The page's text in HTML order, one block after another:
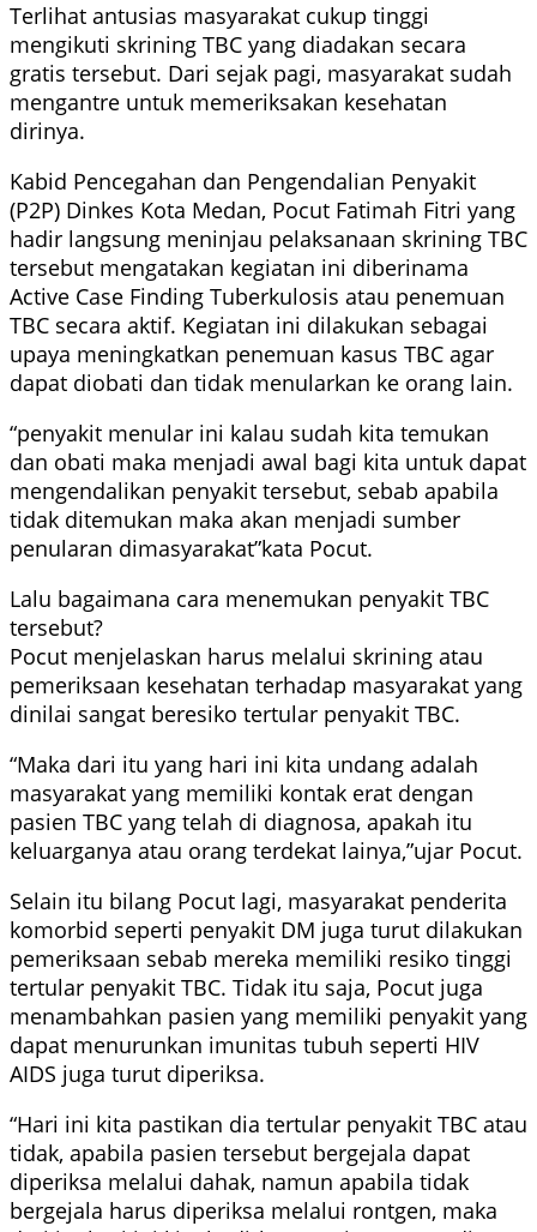
Terlihat antusias masyarakat cukup tinggi
mengikuti skrining TBC yang diadakan secara
gratis tersebut. Dari sejak pagi, masyarakat sudah
mengantre untuk memeriksakan kesehatan
dirinya.
Kabid Pencegahan dan Pengendalian Penyakit
(P2P) Dinkes Kota Medan, Pocut Fatimah Fitri yang
hadir langsung meninjau pelaksanaan skrining TBC
tersebut mengatakan kegiatan ini diberinama
Active Case Finding Tuberkulosis atau penemuan
TBC secara aktif. Kegiatan ini dilakukan sebagai
upaya meningkatkan penemuan kasus TBC agar
dapat diobati dan tidak menularkan ke orang lain.
“penyakit menular ini kalau sudah kita temukan
dan obati maka menjadi awal bagi kita untuk dapat
mengendalikan penyakit tersebut, sebab apabila
tidak ditemukan maka akan menjadi sumber
penularan dimasyarakat”kata Pocut.
Lalu bagaimana cara menemukan penyakit TBC
tersebut?
Pocut menjelaskan harus melalui skrining atau
pemeriksaan kesehatan terhadap masyarakat yang
dinilai sangat beresiko tertular penyakit TBC.
“Maka dari itu yang hari ini kita undang adalah
masyarakat yang memiliki kontak erat dengan
pasien TBC yang telah di diagnosa, apakah itu
keluarganya atau orang terdekat lainya,”ujar Pocut.
Selain itu bilang Pocut lagi, masyarakat penderita
komorbid seperti penyakit DM juga turut dilakukan
pemeriksaan sebab mereka memiliki resiko tinggi
tertular penyakit TBC. Tidak itu saja, Pocut juga
menambahkan pasien yang memiliki penyakit yang
dapat menurunkan imunitas tubuh seperti HIV
AIDS juga turut diperiksa.
“Hari ini kita pastikan dia tertular penyakit TBC atau
tidak, apabila pasien tersebut bergejala dapat
diperiksa melalui dahak, namun apabila tidak
bergejala harus diperiksa melalui rontgen, maka